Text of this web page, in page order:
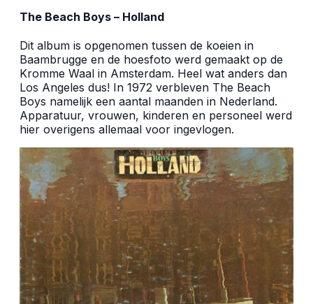
The Beach Boys – Holland
Dit album is opgenomen tussen de koeien in
Baambrugge en de hoesfoto werd gemaakt op de
Kromme Waal in Amsterdam. Heel wat anders dan
Los Angeles dus! In 1972 verbleven The Beach
Boys namelijk een aantal maanden in Nederland.
Apparatuur, vrouwen, kinderen en personeel werd
hier overigens allemaal voor ingevlogen.